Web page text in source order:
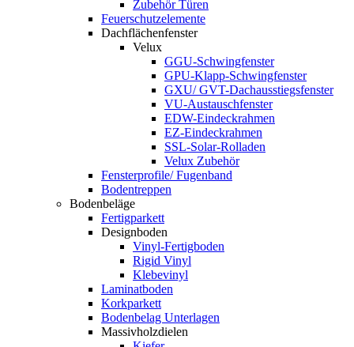
Zubehör Türen
Feuerschutzelemente
Dachflächenfenster
Velux
GGU-Schwingfenster
GPU-Klapp-Schwingfenster
GXU/ GVT-Dachausstiegsfenster
VU-Austauschfenster
EDW-Eindeckrahmen
EZ-Eindeckrahmen
SSL-Solar-Rolladen
Velux Zubehör
Fensterprofile/ Fugenband
Bodentreppen
Bodenbeläge
Fertigparkett
Designboden
Vinyl-Fertigboden
Rigid Vinyl
Klebevinyl
Laminatboden
Korkparkett
Bodenbelag Unterlagen
Massivholzdielen